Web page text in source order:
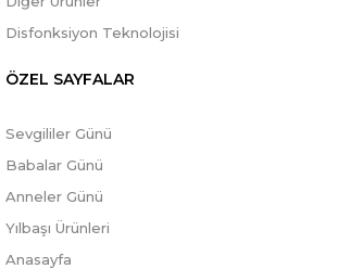
Disfonksiyon Teknolojisi
ÖZEL SAYFALAR
Sevgililer Günü
Babalar Günü
Anneler Günü
Yılbaşı Ürünleri
Anasayfa